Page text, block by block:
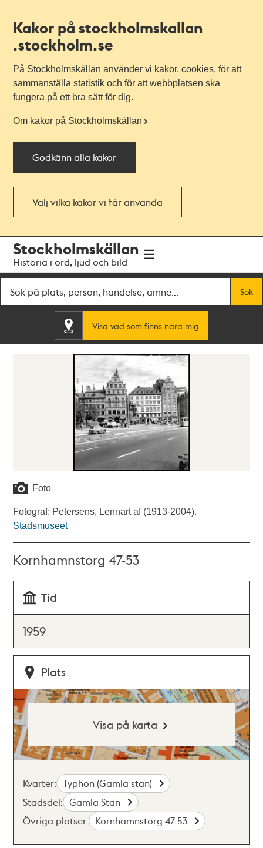
Kakor på stockholmskallan
.stockholm.se
På Stockholmskällan använder vi kakor, cookies, för att
sammanställa statistik och för att webbplatsen ska
fungera på ett bra sätt för dig.
Om kakor på Stockholmskällan
Godkänn alla kakor
Välj vilka kakor vi får använda
navigationen
huvudinnehållet
Stockholmskällan
Historia i ord, ljud och bild
Sök
Visa vad som finns nära mig
Foto
Fotograf: Petersens, Lennart af (1913-2004).
Stadsmuseet
Kornhamnstorg 47-53
Tid
1959
Plats
Visa på karta
Kvarter: Typhon (Gamla stan)
Stadsdel: Gamla Stan
Övriga platser: Kornhamnstorg 47-53